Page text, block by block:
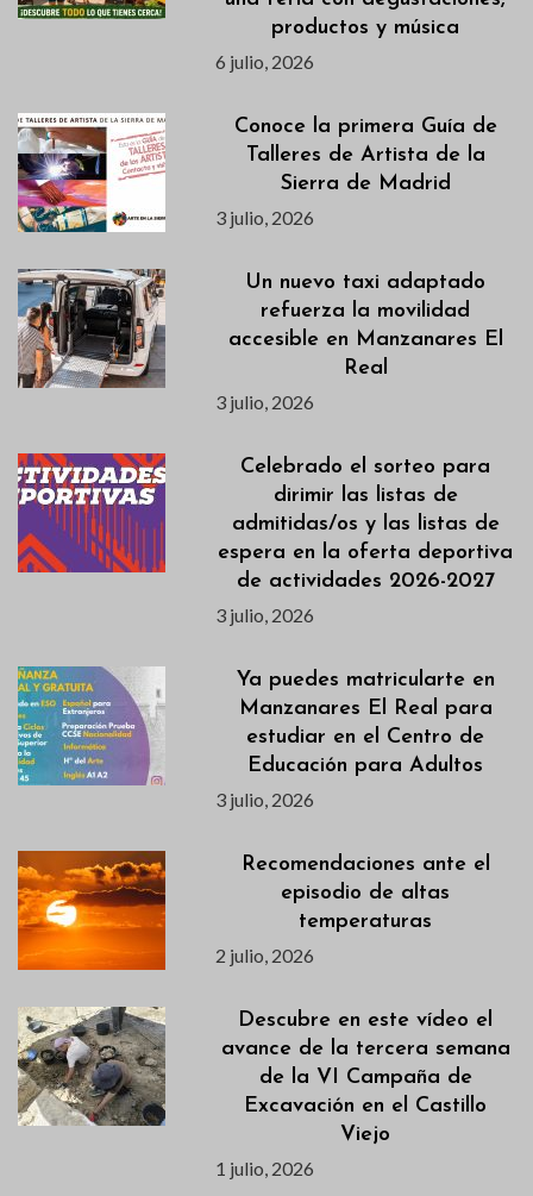
productos y música
6 julio, 2026
Conoce la primera Guía de
Talleres de Artista de la
Sierra de Madrid
3 julio, 2026
Un nuevo taxi adaptado
refuerza la movilidad
accesible en Manzanares El
Real
3 julio, 2026
Celebrado el sorteo para
dirimir las listas de
admitidas/os y las listas de
espera en la oferta deportiva
de actividades 2026-2027
3 julio, 2026
Ya puedes matricularte en
Manzanares El Real para
estudiar en el Centro de
Educación para Adultos
3 julio, 2026
Recomendaciones ante el
episodio de altas
temperaturas
2 julio, 2026
Descubre en este vídeo el
avance de la tercera semana
de la VI Campaña de
Excavación en el Castillo
Viejo
1 julio, 2026